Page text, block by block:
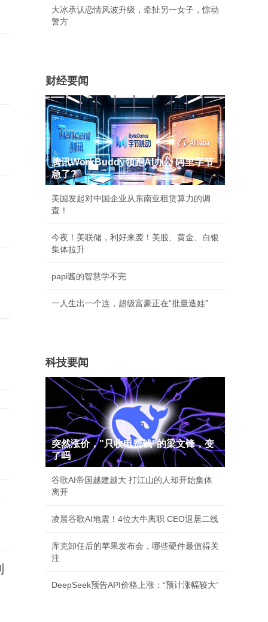
大冰承认恋情风波升级，牵扯另一女子，惊动
警方
财经要闻
腾讯WorkBuddy领跑AI办公 阿里字节
急了?
美国发起对中国企业从东南亚租赁算力的调
查！
今夜！美联储，利好来袭！美股、黄金、白银
集体拉升
papi酱的智慧学不完
一人生出一个连，超级富豪正在“批量造娃”
科技要闻
突然涨价，"只收电费钱"的梁文锋，变
了吗
谷歌AI帝国越建越大 打江山的人却开始集体
离开
凌晨谷歌AI地震！4位大牛离职 CEO退居二线
库克卸任后的苹果发布会，哪些硬件最值得关
注
DeepSeek预告API价格上涨：“预计涨幅较大”